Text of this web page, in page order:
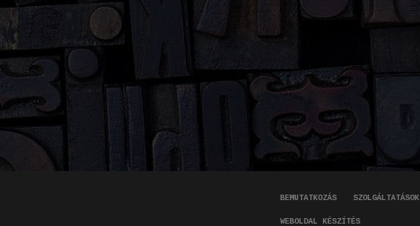
BEMUTATKOZÁS SZOLGÁLTATÁSOK
WEBOLDAL KÉSZÍTÉS